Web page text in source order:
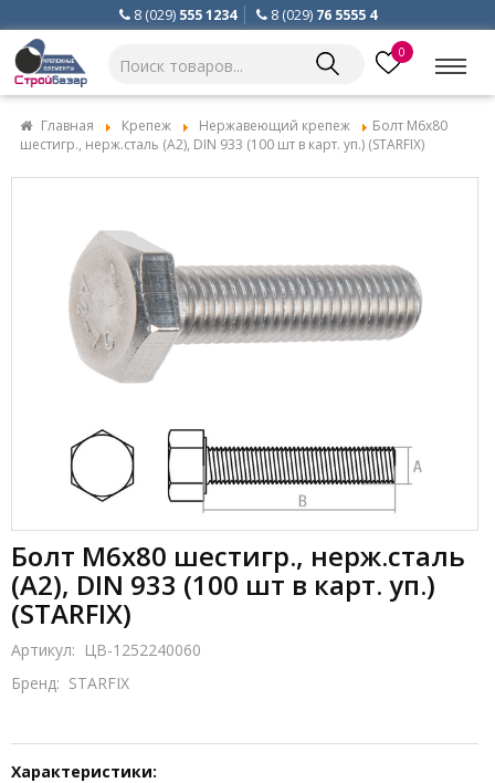
8 (029) 555 1234 8 (029) 76 5555 4
0
Главная Крепеж Нержавеющий крепеж
Болт М6х80
шестигр., нерж.сталь (А2), DIN 933 (100 шт в карт. уп.) (STARFIX)
Болт М6х80 шестигр., нерж.сталь
(А2), DIN 933 (100 шт в карт. уп.)
(STARFIX)
Артикул: ЦВ-1252240060
Бренд: STARFIX
Характеристики: